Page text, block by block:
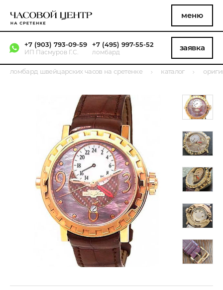
меню
+7 (903) 793-09-59
ИП Пасмуров Г.С.
+7 (495) 997-55-52
ломбард заявка
ломбард швейцарских часов на сретенке каталог